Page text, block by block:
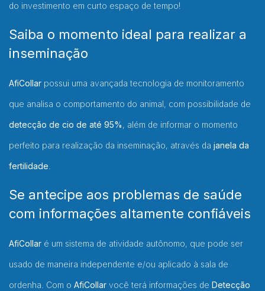
do investimento em curto espaço de tempo!
Saiba o momento ideal para realizar a
inseminação
AfiCollar possui uma avançada tecnologia de monitoramento
que analisa o comportamento do animal, com possibilidade de
detecção de cio de até 95%, além de informar o momento
perfeito para realização da inseminação, através da janela da
fertilidade.
Se antecipe aos problemas de saúde
com informações altamente confiáveis
AfiCollar é um sistema de atividade autônomo, que pode ser
usado de maneira independente e/ou aplicado à sala de
ordenha. Com o AfiCollar você terá informações de Detecção